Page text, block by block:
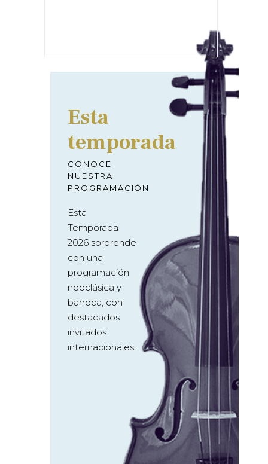
Esta
temporada
CONOCE
NUESTRA
PROGRAMACIÓN
Esta
Temporada
2026 sorprende
con una
programación
neoclásica y
barroca, con
destacados
invitados
internacionales.